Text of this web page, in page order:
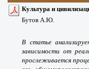
Культура и
Бутов А.Ю.
В статье
зависимости от
прослеживается